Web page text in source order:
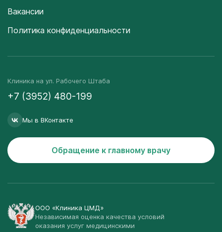
Вакансии
Политика конфиденциальности
Клиника на ул. Рабочего Штаба
+7 (3952) 480-199
Мы в ВКонтакте
Обращение к главному врачу
ООО «Клиника ЦМД»
Независимая оценка качества условий
оказания услуг медицинскими